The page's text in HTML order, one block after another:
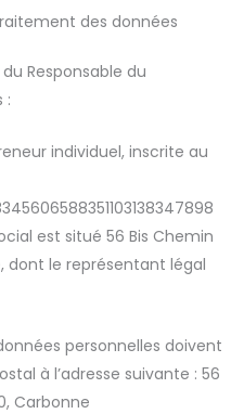
des données
Responsable du
:
individuel, inscrite au
est situé 56 Bis Chemin
dont le représentant légal
personnelles doivent
à l’adresse suivante : 56
Carbonne